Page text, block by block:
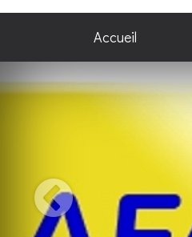
Accueil